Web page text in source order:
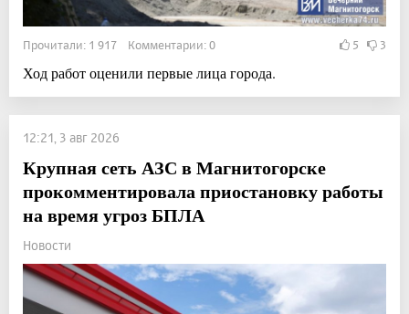
Прочитали: 1 917 Комментарии: 0 5 3
Ход работ оценили первые лица города.
12:21, 3 авг 2026
Крупная сеть АЗС в Магнитогорске
прокомментировала приостановку работы
на время угроз БПЛА
Новости